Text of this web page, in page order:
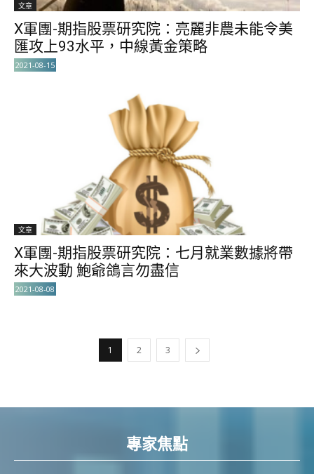
文章
X軍團-期指股票研究院：亮麗非農未能令美
匯攻上93水平，中線黃金策略
2021-08-15
文章
X軍團-期指股票研究院：七月就業數據將帶
來大波動 鮑爺鴿言勿盡信
2021-08-08
1 2 3
專家焦點